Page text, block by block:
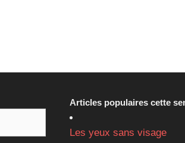
Articles populaires cette
Les yeux sans visage